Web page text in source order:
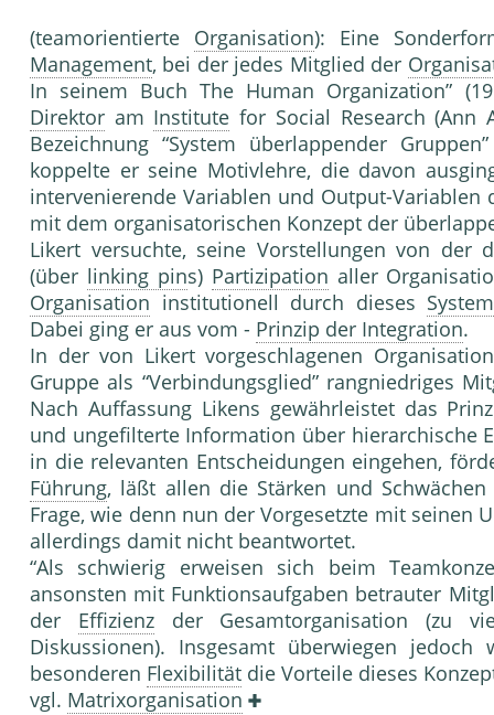
(teamorientierte Organisation): Eine
Management, bei der jedes Mitglied der
In seinem Buch The Human Organization”
Direktor am Institute for Social Re­search (Ann
Bezeichnung “System überlappender
koppelte er seine Motivlehre, die davon
inter­venierende Variablen und Output-
mit dem organisatorischen Konzept der
Likert versuchte, seine Vorstellungen von der
(über linking pins) Partizipation aller
Organisation institutionell durch dieses
Dabei ging er aus vom - Prinzip der Integration.
In der von Likert vorgeschlagenen
Gruppe als “Verbindungsglied” rangniedriges
Nach Auffassung Likens gewährleistet das
und ungefilterte Informa­tion über hierarchische
in die relevanten Entscheidun­gen eingehen,
Führung, läßt allen die Stärken und
Frage, wie denn nun der Vorgesetzte mit sei­nen
allerdings damit nicht beantwortet.
“Als schwierig erweisen sich beim
ansonsten mit Funktionsaufgaben betrauter
der Effizienzder Gesamtorganisation (zu
Diskussionen). Insgesamt überwiegen
besonderen Flexibilität die Vorteile dieses
vgl. Matrixorganisation